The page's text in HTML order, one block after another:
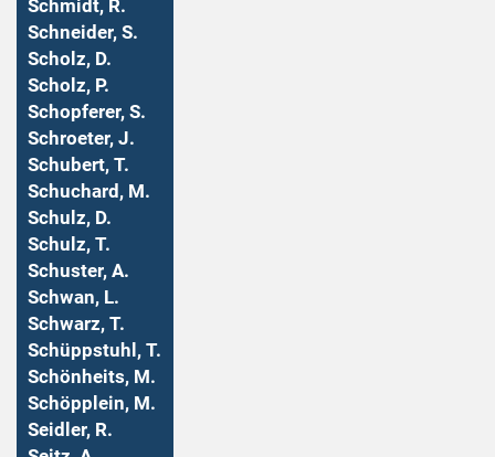
Schmidt, R.
Schneider, S.
Scholz, D.
Scholz, P.
Schopferer, S.
Schroeter, J.
Schubert, T.
Schuchard, M.
Schulz, D.
Schulz, T.
Schuster, A.
Schwan, L.
Schwarz, T.
Schüppstuhl, T.
Schönheits, M.
Schöpplein, M.
Seidler, R.